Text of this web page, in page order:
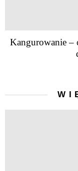
Kangurowanie –